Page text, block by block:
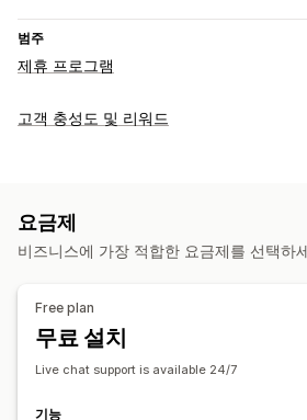
범주
제휴 프로그램
커미션 옵션
추천 관리
성과 추적
제휴 링크 분석 자동 추적 링
제품 추적
제휴 경험
사용자 지정 대시보드 사용자 지정 등록
고객 충성도 및 리워드
제공할 수 있는 리워드
요금제
비즈니스에 가장 적합한 요금제를 선택하
Free plan
무료 설치
Live chat support is available 24/7
기능